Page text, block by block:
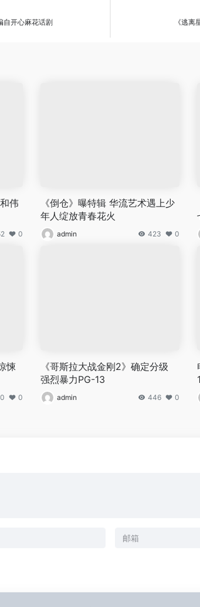
自开心麻花话剧 《逃
伟
0
《倒仓》曝特辑 华流艺术遇上少
年人绽放青春花火
admin 423 0
悚
0
《哥斯拉大战金刚2》确定分级
强烈暴力PG-13
admin 446 0